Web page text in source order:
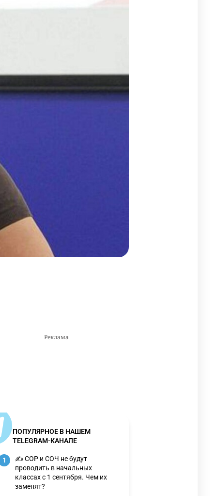
ПОПУЛЯРНОЕ В НАШЕМ
TELEGRAM-КАНАЛЕ
1
✍️ СОР и СОЧ не будут
проводить в начальных
классах с 1 сентября. Чем их
заменят?